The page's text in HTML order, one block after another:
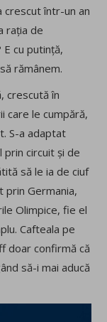
crescut într-un an
rația de
cu putință,
rămânem.
crescută în
care le cumpără,
S-a adaptat
prin circuit și de
să le ia de ciuf
prin Germania,
Olimpice, fie el
Cafteala pe
doar confirmă că
să-i mai aducă